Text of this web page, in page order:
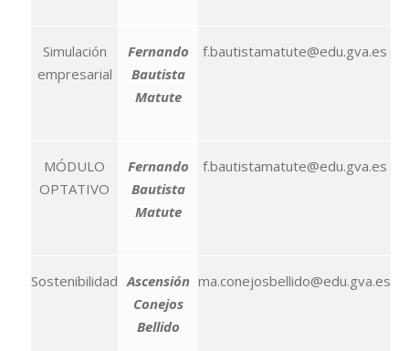
Simulación
empresarial
Fernando
Bautista
Matute
f.bautistamatute@edu.gva.es
MÓDULO
OPTATIVO
Fernando
Bautista
Matute
f.bautistamatute@edu.gva.es
Sostenibilidad Ascensión
Conejos
Bellido
ma.conejosbellido@edu.gva.es